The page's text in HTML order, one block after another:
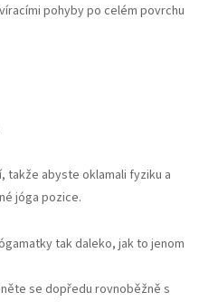
pohyby po celém povrchu
takže abyste oklamali fyziku a
jóga pozice.
tak daleko, jak to jenom
se dopředu rovnoběžně s